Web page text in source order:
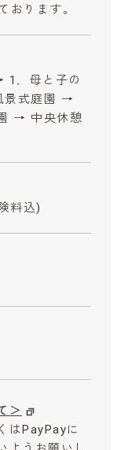
おります。
1．母と子の
景式庭園 →
→ 中央休憩
料込)
＞
はPayPayに